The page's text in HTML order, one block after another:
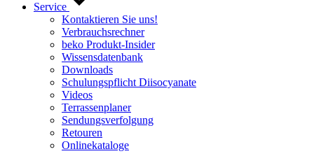
Service
Kontaktieren Sie uns!
Verbrauchsrechner
beko Produkt-Insider
Wissensdatenbank
Downloads
Schulungspflicht Diisocyanate
Videos
Terrassenplaner
Sendungsverfolgung
Retouren
Onlinekataloge